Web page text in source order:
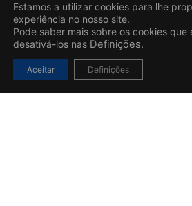
Estamos a utilizar cookies para lhe
experiência no nosso site.
Pode saber mais sobre os cookies que
desativá-los nas Definições.
Aceitar Definições